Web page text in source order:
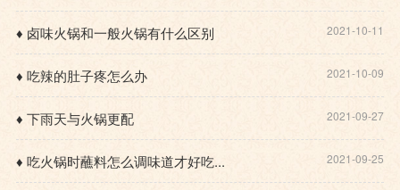
♦ 卤味火锅和一般火锅有什么区别 2021-10-11
♦ 吃辣的肚子疼怎么办 2021-10-09
♦ 下雨天与火锅更配 2021-09-27
♦ 吃火锅时蘸料怎么调味道才好吃... 2021-09-25